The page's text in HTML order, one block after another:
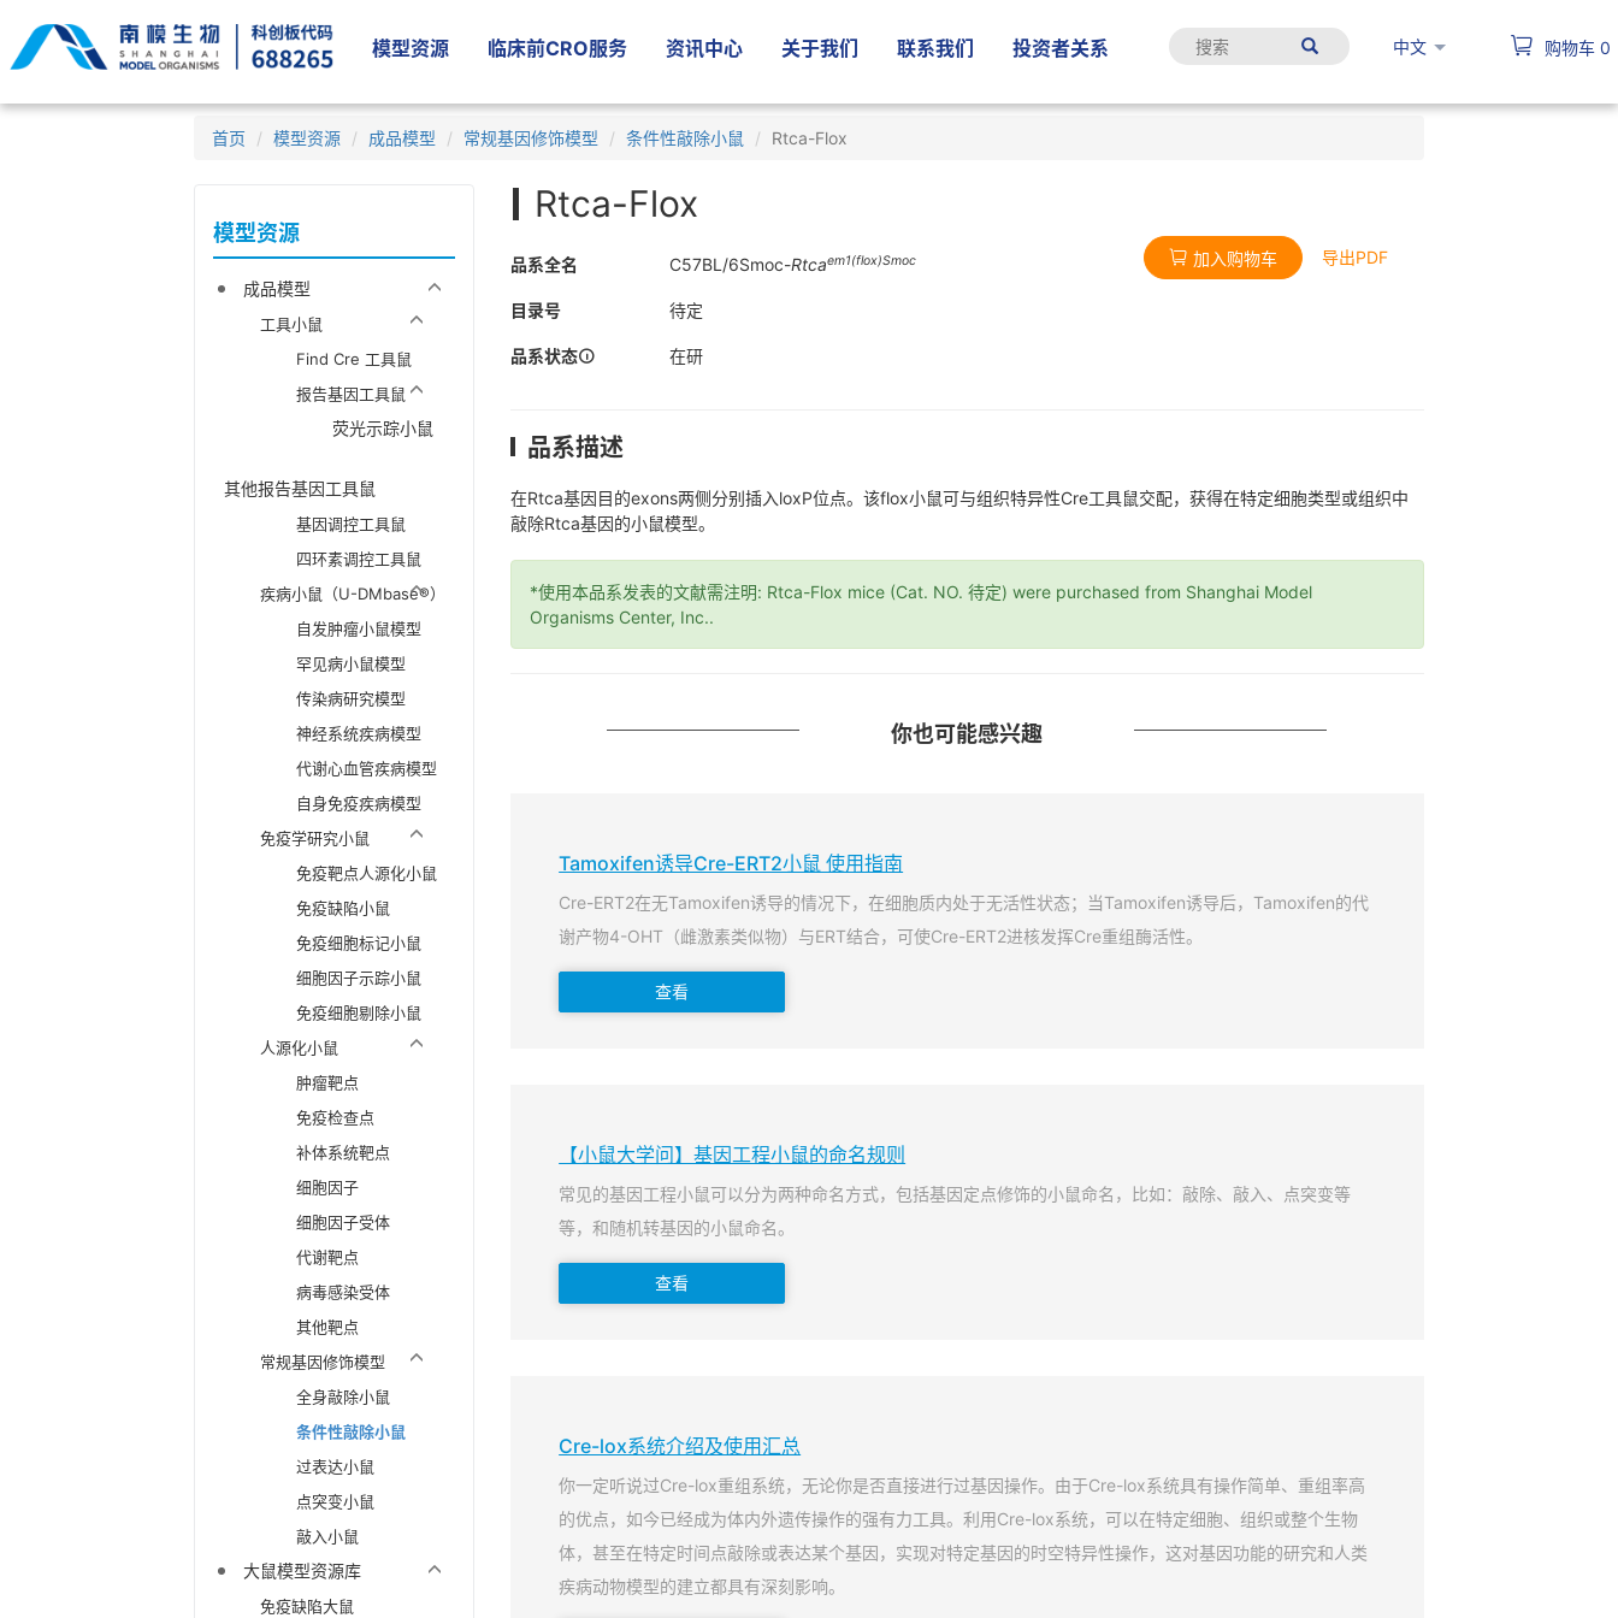
模型资源 临床前CRO服务 资讯中心 关于我们 联系我们 投资者关系 中文 购物车 0
首页 模型资源 成品模型 常规基因修饰模型 条件性敲除小鼠 Rtca-Flox
模型资源
成品模型
工具小鼠
Find Cre 工具鼠
报告基因工具鼠
荧光示踪小鼠
其他报告基因工具鼠
基因调控工具鼠
四环素调控工具鼠
疾病小鼠（U-DMbase®）
自发肿瘤小鼠模型
罕见病小鼠模型
传染病研究模型
神经系统疾病模型
代谢心血管疾病模型
自身免疫疾病模型
免疫学研究小鼠
免疫靶点人源化小鼠
免疫缺陷小鼠
免疫细胞标记小鼠
细胞因子示踪小鼠
免疫细胞剔除小鼠
人源化小鼠
肿瘤靶点
免疫检查点
补体系统靶点
细胞因子
细胞因子受体
代谢靶点
病毒感染受体
其他靶点
常规基因修饰模型
全身敲除小鼠
条件性敲除小鼠
过表达小鼠
点突变小鼠
敲入小鼠
大鼠模型资源库
免疫缺陷大鼠
Rtca-Flox
品系全名 C57BL/6Smoc-Rtcaem1(flox)Smoc
目录号 待定
品系状态 在研
加入购物车 导出PDF
品系描述
在Rtca基因目的exons两侧分别插入loxP位点。该flox小鼠可与组织特异性Cre工具鼠交配，获得在特定细胞类型或组织中
敲除Rtca基因的小鼠模型。
*使用本品系发表的文献需注明: Rtca-Flox mice (Cat. NO. 待定) were purchased from Shanghai Model
Organisms Center, Inc..
你也可能感兴趣
Tamoxifen诱导Cre-ERT2小鼠 使用指南
Cre-ERT2在无Tamoxifen诱导的情况下，在细胞质内处于无活性状态；当Tamoxifen诱导后，Tamoxifen的代
谢产物4-OHT（雌激素类似物）与ERT结合，可使Cre-ERT2进核发挥Cre重组酶活性。
查看
【小鼠大学问】基因工程小鼠的命名规则
常见的基因工程小鼠可以分为两种命名方式，包括基因定点修饰的小鼠命名，比如：敲除、敲入、点突变等
等，和随机转基因的小鼠命名。
查看
Cre-lox系统介绍及使用汇总
你一定听说过Cre-lox重组系统，无论你是否直接进行过基因操作。由于Cre-lox系统具有操作简单、重组率高
的优点，如今已经成为体内外遗传操作的强有力工具。利用Cre-lox系统，可以在特定细胞、组织或整个生物
体，甚至在特定时间点敲除或表达某个基因，实现对特定基因的时空特异性操作，这对基因功能的研究和人类
疾病动物模型的建立都具有深刻影响。